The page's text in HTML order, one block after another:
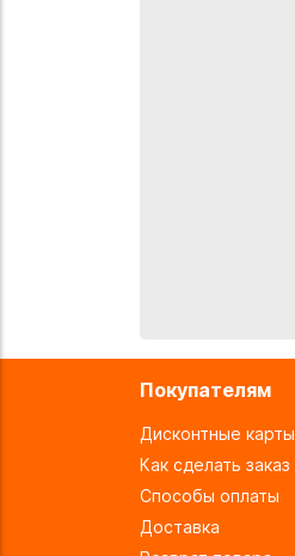
Покупателям
Дисконтные карты
Как сделать заказ
Способы оплаты
Доставка